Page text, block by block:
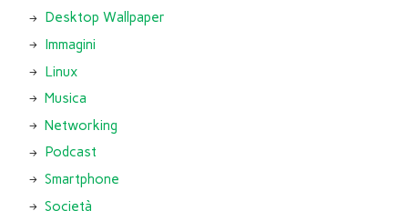
Desktop Wallpaper
Immagini
Linux
Musica
Networking
Podcast
Smartphone
Società